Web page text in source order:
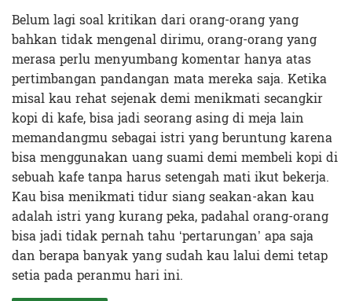
Belum lagi soal kritikan dari orang-orang yang
bahkan tidak mengenal dirimu, orang-orang yang
merasa perlu menyumbang komentar hanya atas
pertimbangan pandangan mata mereka saja. Ketika
misal kau rehat sejenak demi menikmati secangkir
kopi di kafe, bisa jadi seorang asing di meja lain
memandangmu sebagai istri yang beruntung karena
bisa menggunakan uang suami demi membeli kopi di
sebuah kafe tanpa harus setengah mati ikut bekerja.
Kau bisa menikmati tidur siang seakan-akan kau
adalah istri yang kurang peka, padahal orang-orang
bisa jadi tidak pernah tahu ‘pertarungan’ apa saja
dan berapa banyak yang sudah kau lalui demi tetap
setia pada peranmu hari ini.